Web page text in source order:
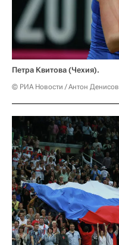
Петра Квитова (Чехия).
© РИА Новости / Антон Денисов